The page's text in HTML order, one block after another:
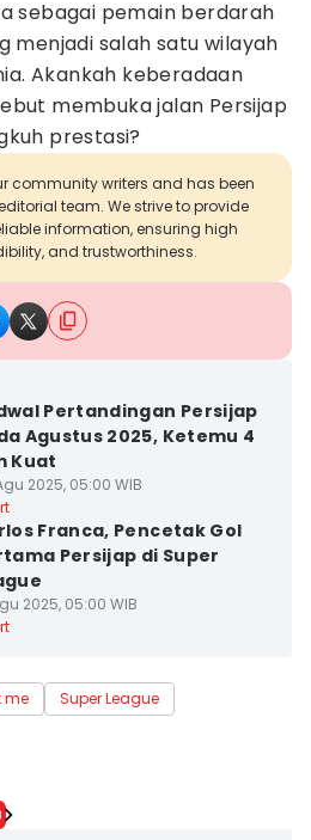
sebagai pemain berdarah
menjadi salah satu wilayah
Akankah keberadaan
membuka jalan Persijap
prestasi?
community writers and has been
team. We strive to provide
information, ensuring high
and trustworthiness.
Pertandingan Persijap
Agustus 2025, Ketemu 4
Kuat
2025, 05:00 WIB
Franca, Pencetak Gol
Persijap di Super
2025, 05:00 WIB
me Super League